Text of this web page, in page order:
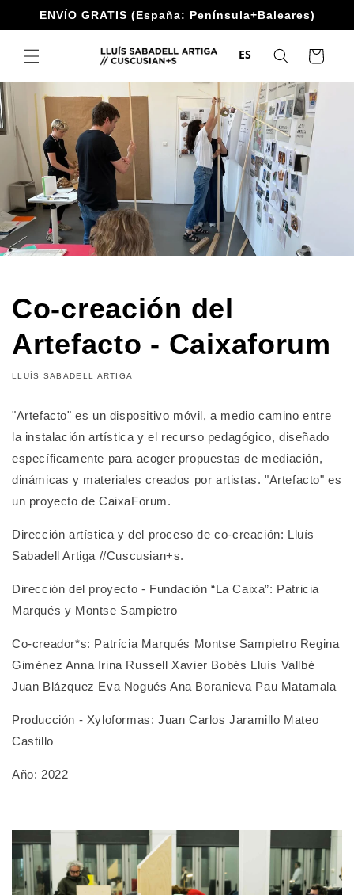
directamente
al contenido
ENVÍO GRATIS (España: Península+Baleares)
ES Carrito
Co-creación del
Artefacto - Caixaforum
LLUÍS SABADELL ARTIGA
"Artefacto" es un dispositivo móvil, a medio camino entre
la instalación artística y el recurso pedagógico, diseñado
específicamente para acoger propuestas de mediación,
dinámicas y materiales creados por artistas. "Artefacto" es
un proyecto de CaixaForum.
Dirección artística y del proceso de co-creación: Lluís
Sabadell Artiga //Cuscusian+s.
Dirección del proyecto - Fundación “La Caixa”: Patricia
Marqués y Montse Sampietro
Co-creador*s: Patrícia Marqués Montse Sampietro Regina
Giménez Anna Irina Russell Xavier Bobés Lluís Vallbé
Juan Blázquez Eva Nogués Ana Boranieva Pau Matamala
Producción - Xyloformas: Juan Carlos Jaramillo Mateo
Castillo
Año: 2022